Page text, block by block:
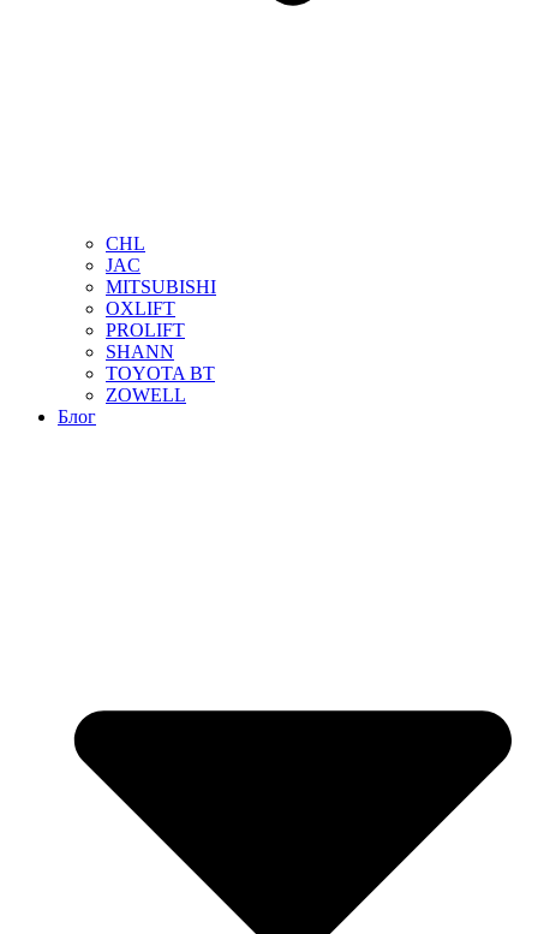
CHL
JAC
MITSUBISHI
OXLIFT
PROLIFT
SHANN
TOYOTA BT
ZOWELL
Блог